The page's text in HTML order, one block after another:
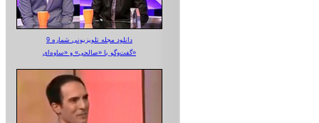
دانلود مجله تلویزیونی شماره 9
گفت‌وگو با «صالحی» و «ساوه‌ای»